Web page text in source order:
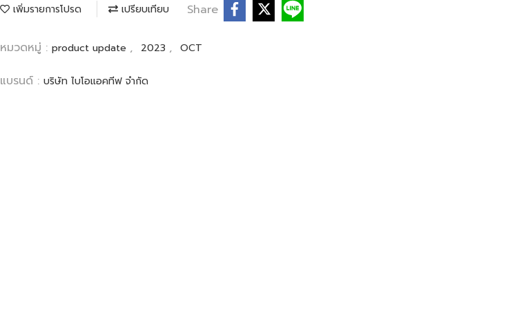
เพิ่มรายการโปรด เปรียบเทียบ Share
หมวดหมู่ : product update , 2023 , OCT
แบรนด์ : บริษัท ไบโอแอคทีฟ จำกัด